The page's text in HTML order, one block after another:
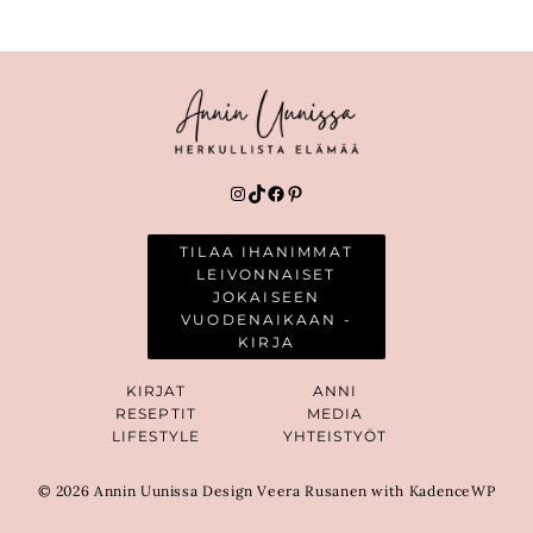
Instagram
TikTok
Facebook
Pinterest
TILAA IHANIMMAT
LEIVONNAISET
JOKAISEEN
VUODENAIKAAN -
KIRJA
KIRJAT
RESEPTIT
LIFESTYLE
ANNI
MEDIA
YHTEISTYÖT
© 2026 Annin Uunissa Design Veera Rusanen with KadenceWP